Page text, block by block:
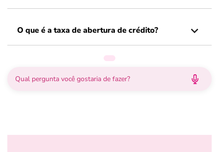
O que é a taxa de abertura de crédito?